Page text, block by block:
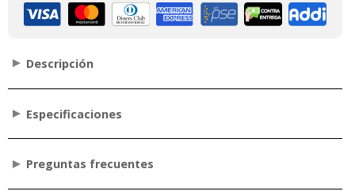
Descripción
Especificaciones
Preguntas frecuentes